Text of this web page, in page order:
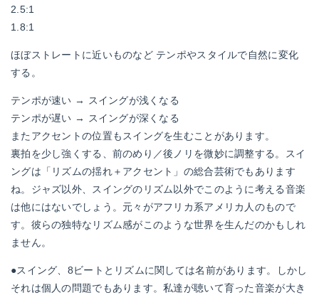
2.5:1
1.8:1
ほぼストレートに近いものなど テンポやスタイルで自然に変化
する。
テンポが速い → スイングが浅くなる
テンポが遅い → スイングが深くなる
またアクセントの位置もスイングを生むことがあります。
裏拍を少し強くする、前のめり／後ノリを微妙に調整する。スイ
ングは「リズムの揺れ＋アクセント」の総合芸術でもあります
ね。ジャズ以外、スイングのリズム以外でこのように考える音楽
は他にはないでしょう。元々がアフリカ系アメリカ人のもので
す。彼らの独特なリズム感がこのような世界を生んだのかもしれ
ません。
●スイング、8ビートとリズムに関しては名前があります。しかし
それは個人の問題でもあります。私達が聴いて育った音楽が大き